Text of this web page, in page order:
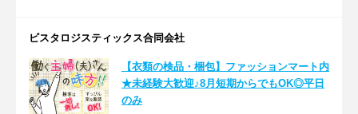
ビスタロジスティックス合同会社
【衣類の検品・梱包】ファッションマート内
★未経験大歓迎♪8月短期からでもOK◎平日
のみ